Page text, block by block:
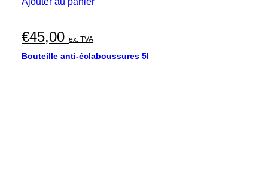
€45,00 ex. TVA
Bouteille anti-éclaboussures 5l